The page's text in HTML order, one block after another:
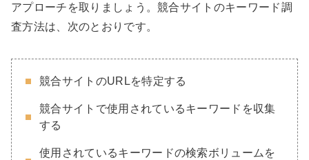
アプローチを取りましょう。競合サイトのキーワード調
査方法は、次のとおりです。
競合サイトのURLを特定する
競合サイトで使用されているキーワードを収集
する
使用されているキーワードの検索ボリュームを